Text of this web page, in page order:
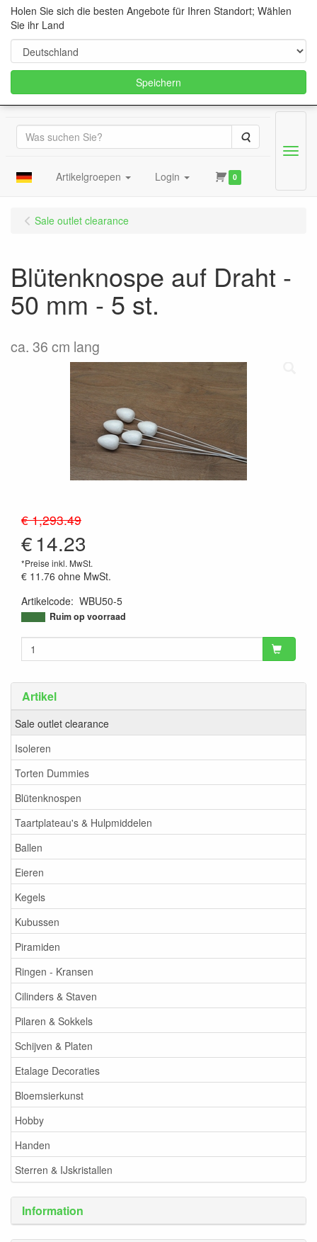
Suche
Artikelgroepen Login 0
Menu
Artikel
Sale outlet clearance
Isoleren
Torten Dummies
Blütenknospen
Taartplateau's & Hulpmiddelen
Ballen
Eieren
Kegels
Kubussen
Piramiden
Ringen - Kransen
Cilinders & Staven
Pilaren & Sokkels
Schijven & Platen
Etalage Decoraties
Bloemsierkunst
Hobby
Handen
Sterren & IJskristallen
Information
Sale outlet clearance
Blütenknospe auf Draht -
50 mm - 5 st.
ca. 36 cm lang
€ 1,293.49
€14.23
*Preise inkl. MwSt.
€ 11.76 ohne MwSt.
Artikelcode: WBU50-5
9504769985529
Ruim op voorraad
Holen Sie sich die besten Angebote für Ihren Standort; Wählen
Sie ihr Land
Speichern